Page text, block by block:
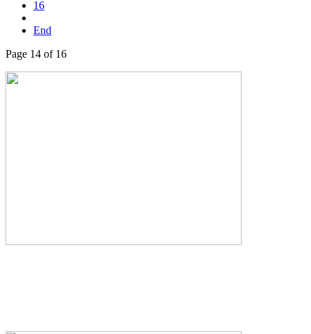
16
End
Page 14 of 16